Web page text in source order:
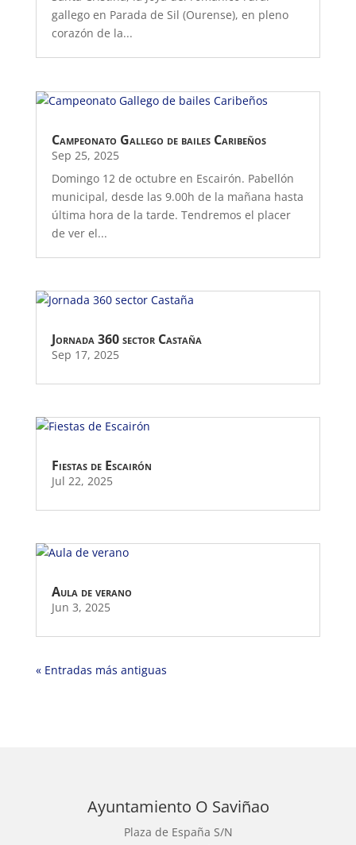
gallego en Parada de Sil (Ourense), en pleno
corazón de la...
Campeonato Gallego de bailes Caribeños
Sep 25, 2025
Domingo 12 de octubre en Escairón. Pabellón
municipal, desde las 9.00h de la mañana hasta
última hora de la tarde. Tendremos el placer
de ver el...
Jornada 360 sector Castaña
Sep 17, 2025
Fiestas de Escairón
Jul 22, 2025
Aula de verano
Jun 3, 2025
« Entradas más antiguas
Ayuntamiento O Saviñao
Plaza de España S/N